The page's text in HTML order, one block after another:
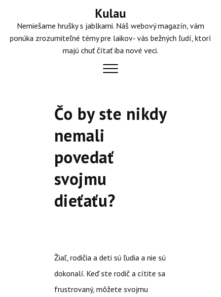
content
Kulau
Nemiešame hrušky s jablkami. Náš webový magazín, vám
ponúka zrozumiteľné témy pre laikov- vás bežných ľudí, ktorí
majú chuť čítať iba nové veci.
Čo by ste nikdy
nemali
povedať
svojmu
dieťaťu?
Žiaľ, rodičia a deti sú ľudia a nie sú
dokonalí. Keď ste rodič a cítite sa
frustrovaný, môžete svojmu